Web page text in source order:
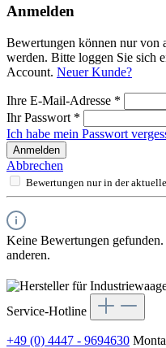
Anmelden
Bewertungen können nur von
werden. Bitte loggen Sie sich
Account. Neuer Kunde?
Ihre E-Mail-Adresse *
Ihr Passwort *
Ich habe mein Passwort
Anmelden
Abbrechen
Bewertungen nur in der
Keine Bewertungen
anderen.
Service-Hotline
+49 (0) 4447 - 9694630